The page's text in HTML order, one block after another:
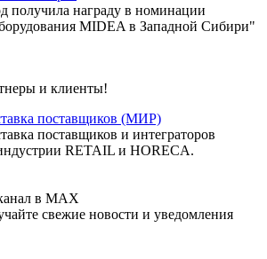
получила награду в номинации
MIDEA в Западной Сибири"
и клиенты!
поставщиков (МИР)
поставщиков и интеграторов
RETAIL и HORECA.
в MAX
свежие новости и уведомления